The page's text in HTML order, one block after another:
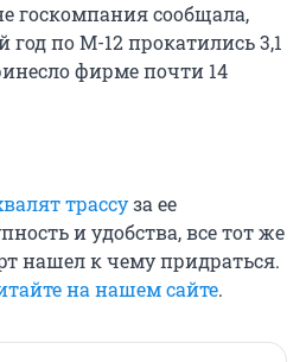
госкомпания сообщала,
по М-12 прокатились 3,1
фирме почти 14
трассуза ее
и удобства, все тот же
нашел к чему придраться.
на нашем сайте.